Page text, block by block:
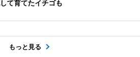
て育てたイチゴも
もっと見る